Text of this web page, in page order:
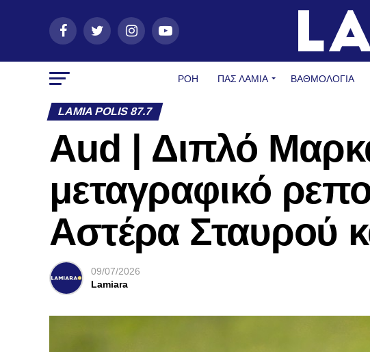
ΡΟΗ ΠΑΣ ΛΑΜΊΑ ΒΑΘΜΟΛΟΓΙΑ
LAMIA POLIS 87.7
Aud | Διπλό
μεταγραφικό
Αστέρα Σταυρού
09/07/2026
Lamiara